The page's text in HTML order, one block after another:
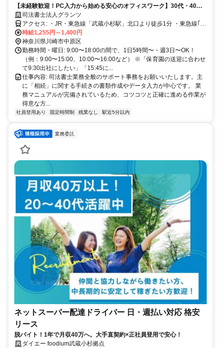
【未経験歓迎！PC入力から始める安心のオフィスワーク】30代・40代
主婦さん活躍中！週3日・1日5h～OK！武蔵小杉駅スグ。マニュアルが
あるから初めてでも安心。
司法書士法人グランツ
アクセス: ・JR・東急線「武蔵小杉駅」北口より徒歩1分 ・東急線｢新
丸子駅｣徒歩3分 ※駅周辺には商業施設も多く、お仕事帰りのお買い
物にも非常に便利な立地です。
時給1,255円～1,400円
神奈川県川崎市中原区
勤務時間・曜日: 9:00〜18:00の間で、1日5時間〜・週3日〜OK！
（例：9:00〜15:00、10:00〜16:00など） ※「保育園の送迎に合わせ
て9:30出社にしたい」「15:45に...
仕事内容: 司法書士業務全般のサポート事務をお願いいたします。主
に「相続」に関する手続きの書類作成やデータ入力が中心です。 業
務マニュアルが完備されているため、コツコツと正確に進める作業が
得意な方...
社員登用あり 固定時間制 残業なし 駅近5分以内
業務委託
ネットスーパー配達ドライバー 日・週払い対応 格安
リース
脱バイト！1年で月収40万へ。大手直契約×正社員登用で安心！
ダイエー foodium武蔵小杉拠点